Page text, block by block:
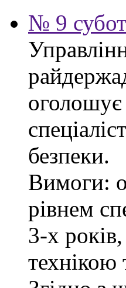
№ 9
оголошує
безпеки.
Вимоги:
рівнем
3-х